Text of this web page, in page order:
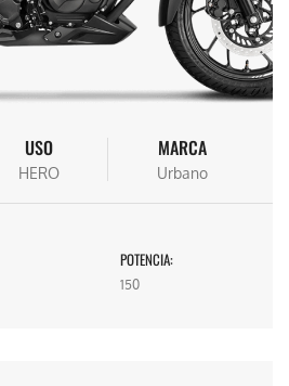
USO
HERO
MARCA
Urbano
POTENCIA:
150